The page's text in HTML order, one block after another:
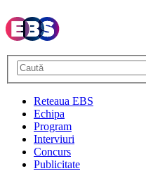
Reteaua EBS
Echipa
Program
Interviuri
Concurs
Publicitate